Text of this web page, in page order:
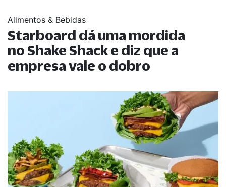
Alimentos & Bebidas
Starboard dá uma mordida
no Shake Shack e diz que a
empresa vale o dobro